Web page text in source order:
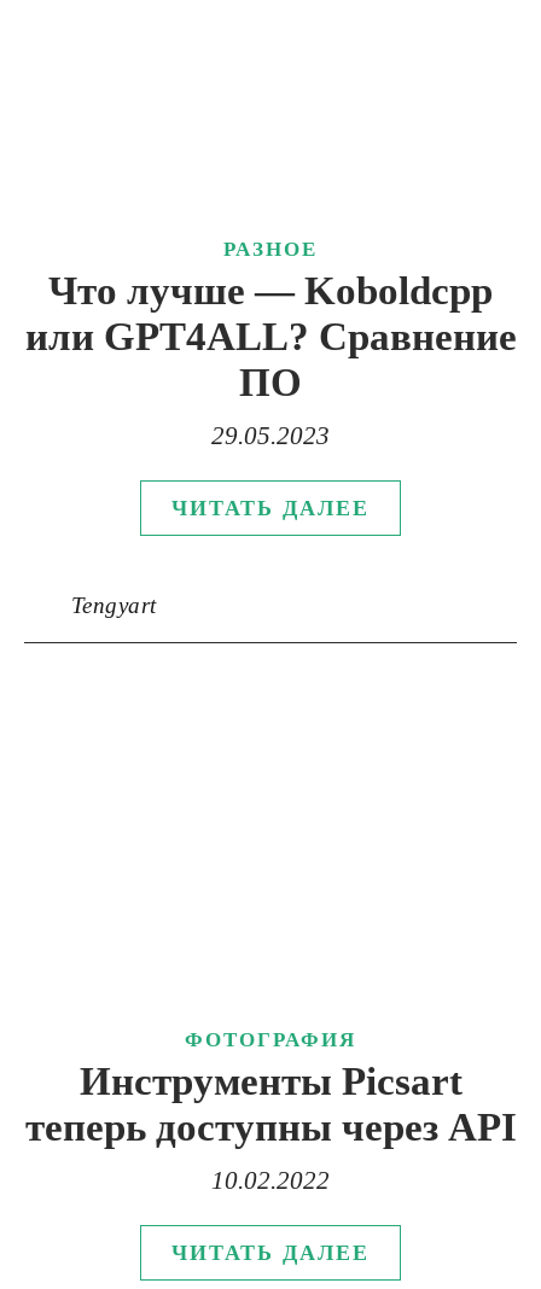
РАЗНОЕ
Что лучше — Koboldcpp
или GPT4ALL? Сравнение
ПО
29.05.2023
ЧИТАТЬ ДАЛЕЕ
Tengyart
ФОТОГРАФИЯ
Инструменты Picsart
теперь доступны через API
10.02.2022
ЧИТАТЬ ДАЛЕЕ